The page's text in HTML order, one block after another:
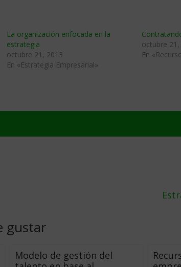
La organización enfocada en la
estrategia
octubre 21, 2013
En «Estrategia Empresarial»
octubre 21,
En
gustar
Modelo de gestión del